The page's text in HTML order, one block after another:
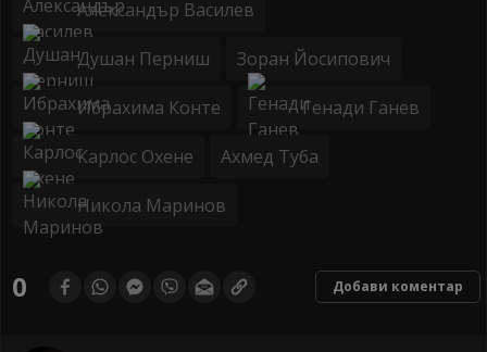
Александър Василев
Душан Перниш Зоран Йосипович
Ибрахима Конте Генади Ганев
Карлос Охене Ахмед Туба
Никола Маринов
0 Добави коментар